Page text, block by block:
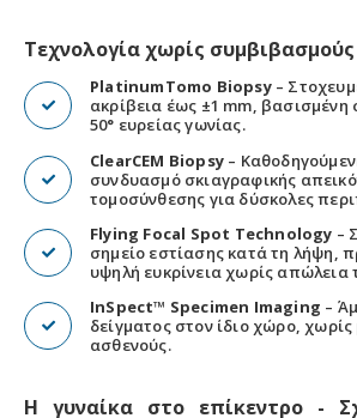
Τεχνολογία χωρίς συμβιβασμούς
PlatinumTomo Biopsy–
ακρίβεια έως ±1 mm, βασισμένη
50° ευρείας γωνίας.
ClearCEM Biopsy –
συνδυασμό σκιαγραφικής
τομοσύνθεσης για δύσκολες
Flying Focal Spot Technology –
σημείο εστίασης κατά τη λήψη,
υψηλή ευκρίνεια χωρίς απώλεια
InSpect™ Specimen Imaging –
δείγματος στον ίδιο χώρο,
ασθενούς.
Η γυναίκα στο επίκεντρο -